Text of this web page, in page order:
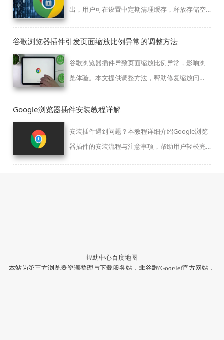
出，用户可在设置中定期清理缓存，释放存储空
谷歌浏览器插件引发页面缩放比例异常的调整方法
谷歌浏览器插件导致页面缩放比例异常，影响浏
览体验。本文提供调整方法，帮助修复缩放问
Google浏览器插件安装教程详解
安装插件遇到问题？本教程详细介绍Google浏览
器插件的安装流程与注意事项，帮助用户轻松完
帮助中心百度地图
本站为第三方浏览器资源整理与下载服务站，非谷歌(Google)官方网站，